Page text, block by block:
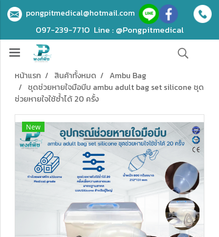
pongpitmedical@hotmail.com
097-239-7710 Line : @Pongpitmedical
หน้าแรก สินค้าทั้งหมด
Ambu Bag
ชุดช่วยหายใจมือบีบ ambu adult bag set silicone ชุด
ช่วยหายใจใช้ซ้ำได้ 20 ครั้ง
New